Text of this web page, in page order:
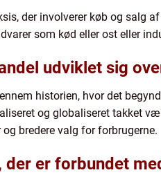
der involverer køb og salg
som kød eller ost eller
udviklet sig
historien, hvor det
og globaliseret takket
bredere valg for forbrugerne.
er forbundet